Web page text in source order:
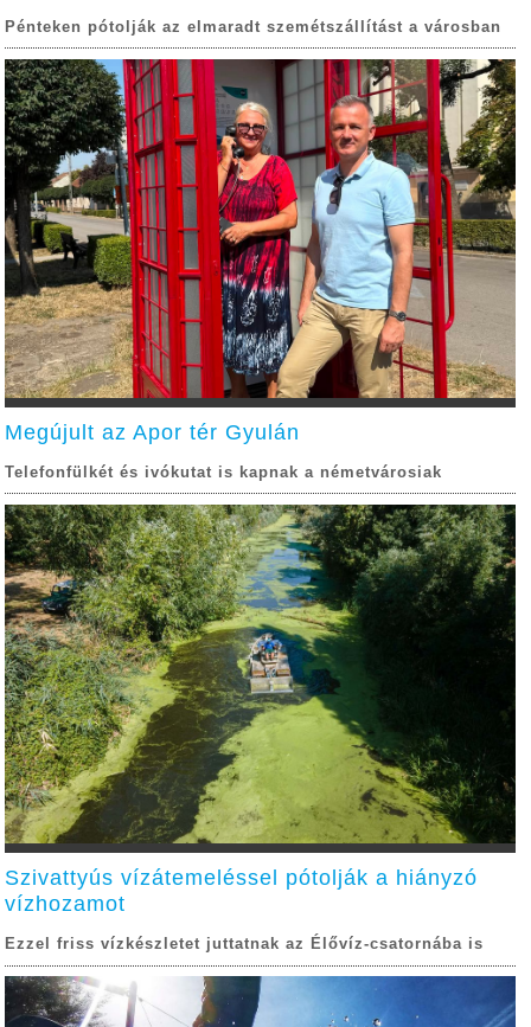
Pénteken pótolják az elmaradt szemétszállítást a városban
Megújult az Apor tér Gyulán
Telefonfülkét és ivókutat is kapnak a németvárosiak
Szivattyús vízátemeléssel pótolják a hiányzó
vízhozamot
Ezzel friss vízkészletet juttatnak az Élővíz-csatornába is